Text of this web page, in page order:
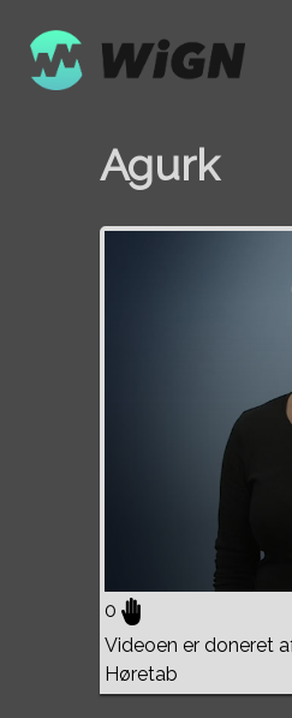
Agurk
0
Videoen er doneret
Høretab